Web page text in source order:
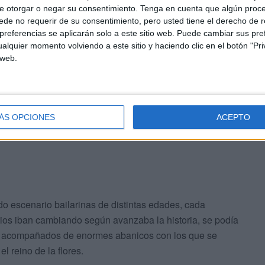
otorgar o negar su consentimiento. Tenga en cuenta que algún
no requerir de su consentimiento, pero usted tiene el derecho de
se aplicarán solo a este sitio web. Puede cambiar sus
momento volviendo a este sitio y haciendo clic en el botón
OPCIONES ACEPTO
cayendo sobre ella. Pronto salieron las bailarinas. Y
con trajes de faldas blancas con lazos negros o
y Cascanueces de negro.
peques con un peluche en las manos. Una imagen
un “¡oh!” a modo entrañable y tras su finalización
escenario bailarinas de distintas edades, cada
iban cambiando según avanzaba la historia, se podía
de enormes abanicos con los que se
reino de la flores.